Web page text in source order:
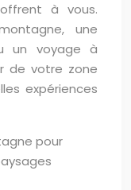
à vous.
une
un voyage à
de votre zone
expériences
pour